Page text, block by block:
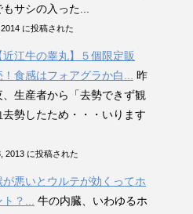
もサシの入った...
に投稿された
近江牛の睾丸】５個限定販
！食感はフォアグラか白...
昨
、生産者から「去勢できず観
去勢したため・・・いります
2013 に投稿された
が悪いとウルテが効くってホ
ト？...
牛の内臓、いわゆるホ